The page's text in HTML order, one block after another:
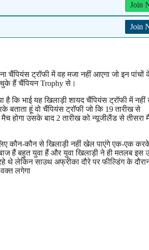
Join
Join
चैंपियंस ट्रॉफी में वह मजा नहीं आएगा जो इन
हैं चैंपियन Trophy से।
कि भाई यह खिलाड़ी शायद चैंपियंस ट्रॉफी में
बताता हूं वो चैंपियंस ट्रॉफी जो कि 19 तारीख से
होगा उसके बाद 2 तारीख को न्यूजीलैंड से तीसरा
कौन-कौन से खिलाड़ी नहीं खेल पाएंगे एक-एक
हैं बहुत युवा हैं और युवा खिलाड़ी ने ही मतलब इस
थे लेकिन साउथ अफ्रीका दौरे पर फील्डिंग के
लगेगा